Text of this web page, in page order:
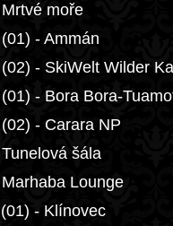
moře
- Ammán
- SkiWelt Wilder
- Bora Bora-
- Carara NP
šála
Lounge
- Klínovec